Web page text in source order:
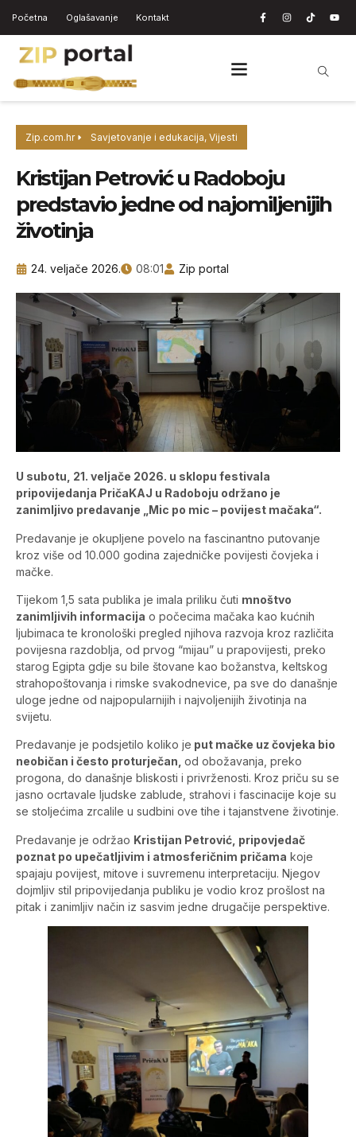
Početna Oglašavanje Kontakt
Zip.com.hr Savjetovanje i edukacija, Vijesti
Kristijan Petrović u Radoboju
predstavio jedne od najomiljenijih
životinja
24. veljače 2026. 08:01 Zip portal
U subotu, 21. veljače 2026. u sklopu festivala
pripovijedanja PričaKAJ u Radoboju održano je
zanimljivo predavanje „Mic po mic – povijest mačaka“.
Predavanje je okupljene povelo na fascinantno putovanje
kroz više od 10.000 godina zajedničke povijesti čovjeka i
mačke.
Tijekom 1,5 sata publika je imala priliku čuti mnoštvo
zanimljivih informacija o počecima mačaka kao kućnih
ljubimaca te kronološki pregled njihova razvoja kroz različita
povijesna razdoblja, od prvog “mijau” u prapovijesti, preko
starog Egipta gdje su bile štovane kao božanstva, keltskog
strahopoštovanja i rimske svakodnevice, pa sve do današnje
uloge jedne od najpopularnijih i najvoljenijih životinja na
svijetu.
Predavanje je podsjetilo koliko je put mačke uz čovjeka bio
neobičan i često proturječan, od obožavanja, preko
progona, do današnje bliskosti i privrženosti. Kroz priču su se
jasno ocrtavale ljudske zablude, strahovi i fascinacije koje su
se stoljećima zrcalile u sudbini ove tihe i tajanstvene životinje.
Predavanje je održao Kristijan Petrović, pripovjedač
poznat po upečatljivim i atmosferičnim pričama koje
spajaju povijest, mitove i suvremenu interpretaciju. Njegov
dojmljiv stil pripovijedanja publiku je vodio kroz prošlost na
pitak i zanimljiv način iz sasvim jedne drugačije perspektive.